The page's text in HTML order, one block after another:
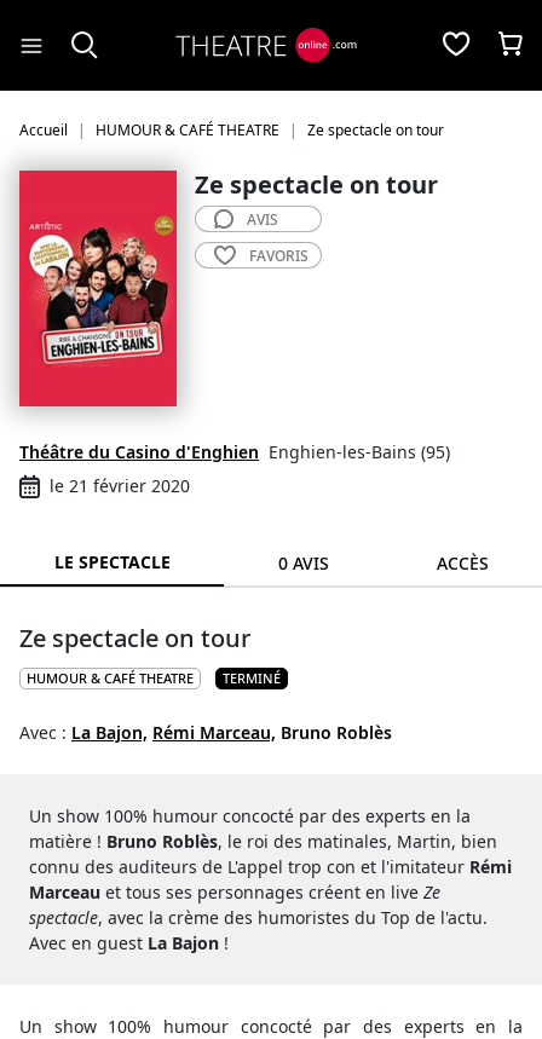
Accueil HUMOUR & CAFÉ THEATRE Ze spectacle on tour
Ze spectacle on tour
Théâtre du Casino d'Enghien Enghien-les-Bains (95)
le 21 février 2020
AVIS
FAVORIS
LE SPECTACLE 0 AVIS ACCÈS
Ze spectacle on tour
HUMOUR & CAFÉ THEATRE TERMINÉ
Avec : La Bajon, Rémi Marceau, Bruno Roblès
Un show 100% humour concocté par des experts en la
matière ! Bruno Roblès, le roi des matinales, Martin, bien
connu des auditeurs de L'appel trop con et l'imitateur Rémi
Marceau et tous ses personnages créent en live Ze
spectacle, avec la crème des humoristes du Top de l'actu.
Avec en guest La Bajon !
Un show 100% humour concocté par des experts en la